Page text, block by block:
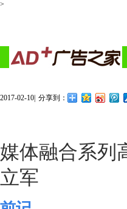
>
2017-02-10| 分享到：
媒体融合系
立军